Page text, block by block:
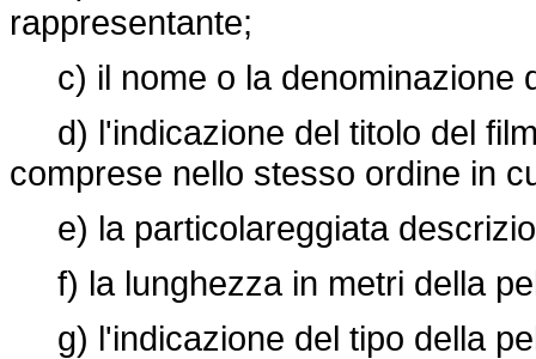
rappresentante;
c) il nome o la denominazione
d) l'indicazione del titolo del
comprese nello stesso ordine in
e) la particolareggiata
f) la lunghezza in metri della
g) l'indicazione del tipo della